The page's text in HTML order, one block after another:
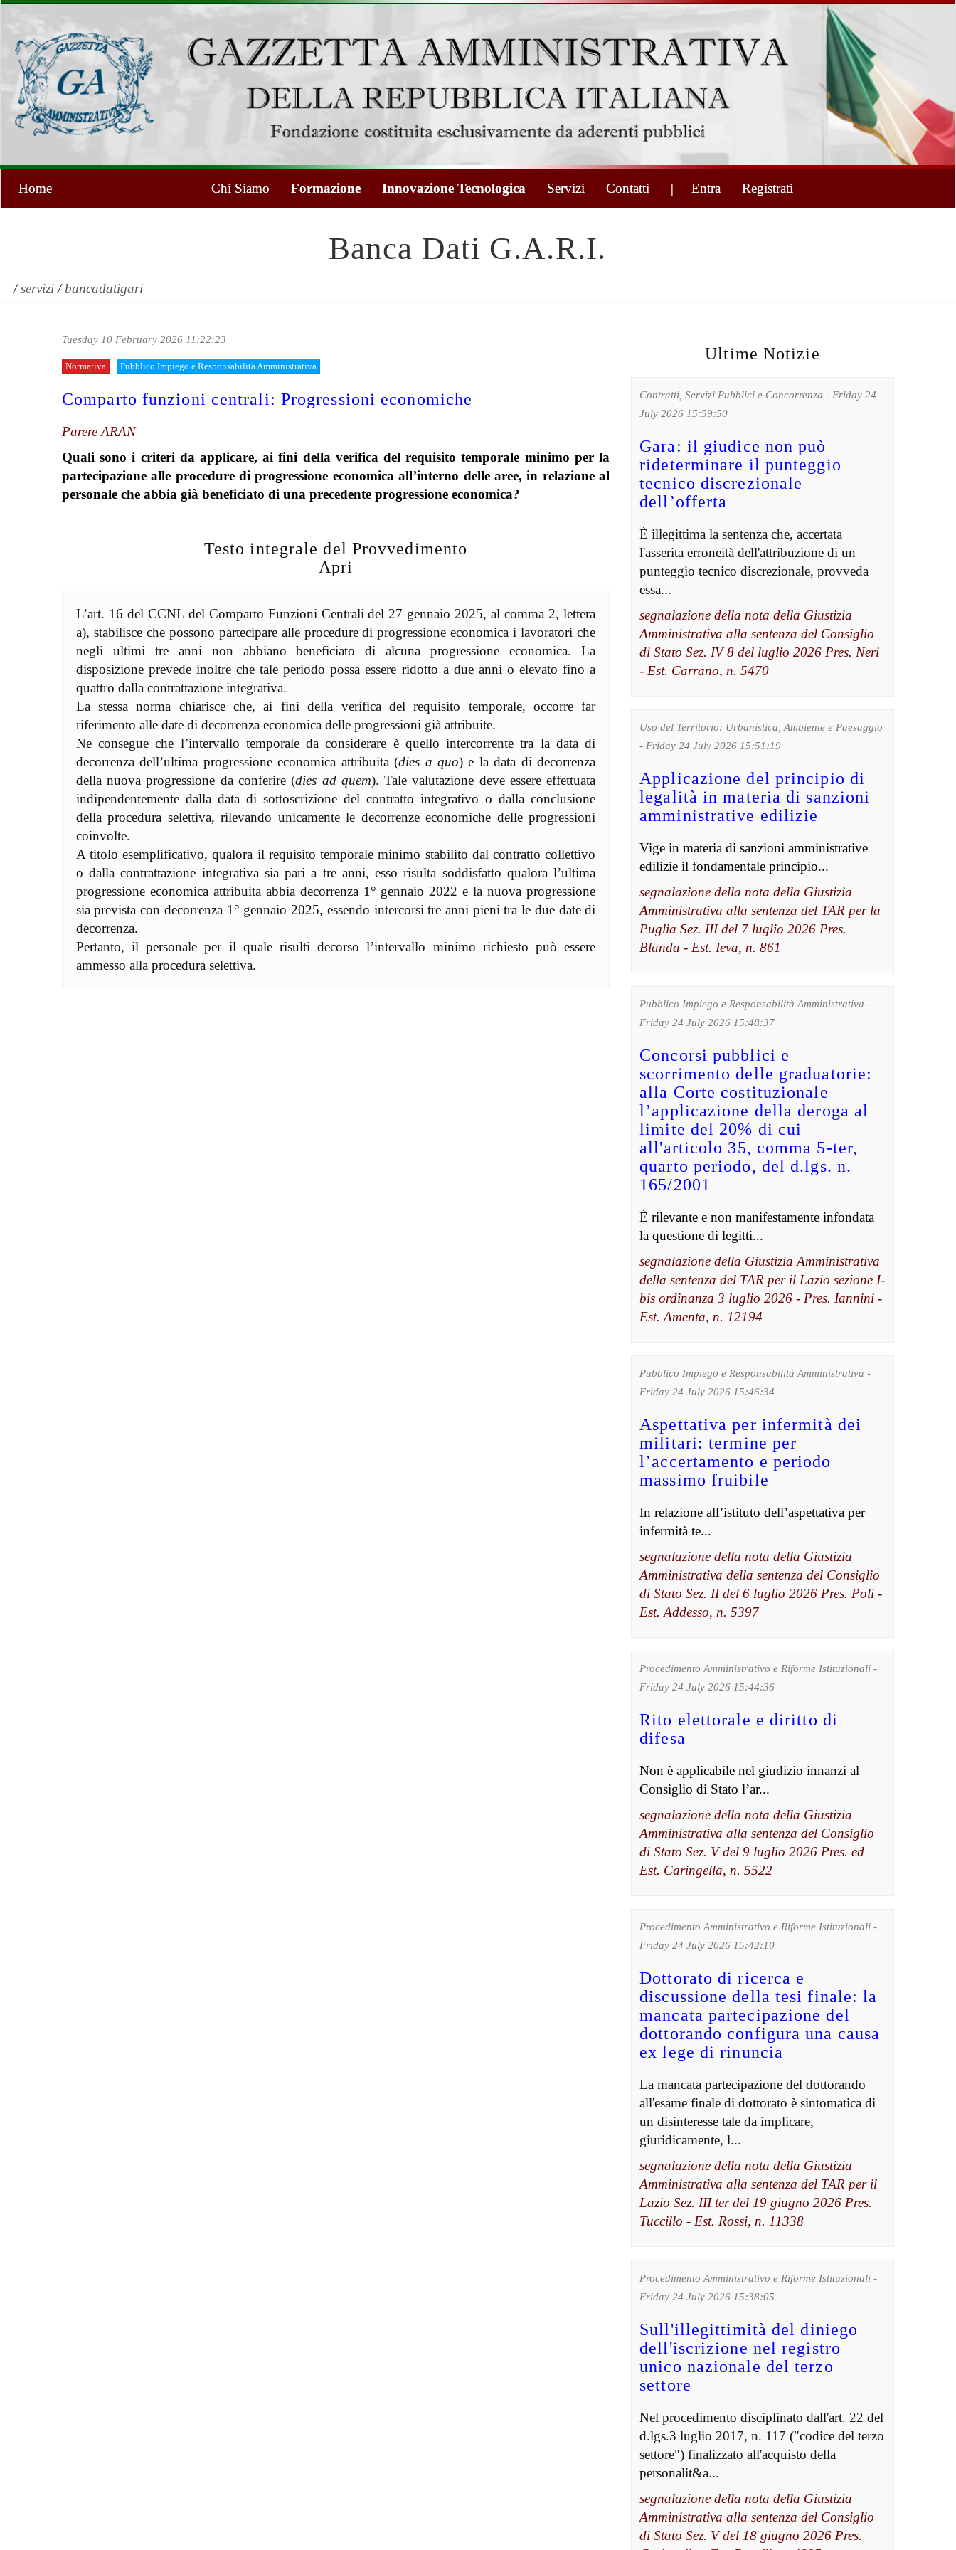
Home Chi Siamo Formazione Innovazione Tecnologica Servizi Contatti | Entra Registrati
Banca Dati G.A.R.I.
/servizi/bancadatigari
Tuesday 10 February 2026 11:22:23
Normativa Pubblico Impiego e Responsabilità Amministrativa
Comparto funzioni centrali: Progressioni economiche
Parere ARAN
Quali sono i criteri da applicare, ai fini della verifica del requisito temporale minimo per la
partecipazione alle procedure di progressione economica all’interno delle aree, in relazione al
personale che abbia già beneficiato di una precedente progressione economica?
Testo integrale del Provvedimento
Apri
L’art. 16 del CCNL del Comparto Funzioni Centrali del 27 gennaio 2025, al comma 2, lettera
a), stabilisce che possono partecipare alle procedure di progressione economica i lavoratori che
negli ultimi tre anni non abbiano beneficiato di alcuna progressione economica. La
disposizione prevede inoltre che tale periodo possa essere ridotto a due anni o elevato fino a
quattro dalla contrattazione integrativa.
La stessa norma chiarisce che, ai fini della verifica del requisito temporale, occorre far
riferimento alle date di decorrenza economica delle progressioni già attribuite.
Ne consegue che l’intervallo temporale da considerare è quello intercorrente tra la data di
decorrenza dell’ultima progressione economica attribuita (dies a quo) e la data di decorrenza
della nuova progressione da conferire (dies ad quem). Tale valutazione deve essere effettuata
indipendentemente dalla data di sottoscrizione del contratto integrativo o dalla conclusione
della procedura selettiva, rilevando unicamente le decorrenze economiche delle progressioni
coinvolte.
A titolo esemplificativo, qualora il requisito temporale minimo stabilito dal contratto collettivo
o dalla contrattazione integrativa sia pari a tre anni, esso risulta soddisfatto qualora l’ultima
progressione economica attribuita abbia decorrenza 1° gennaio 2022 e la nuova progressione
sia prevista con decorrenza 1° gennaio 2025, essendo intercorsi tre anni pieni tra le due date di
decorrenza.
Pertanto, il personale per il quale risulti decorso l’intervallo minimo richiesto può essere
ammesso alla procedura selettiva.
Ultime Notizie
Contratti, Servizi Pubblici e Concorrenza - Friday 24
July 2026 15:59:50
Gara: il giudice non può
rideterminare il punteggio
tecnico discrezionale
dell’offerta
È illegittima la sentenza che, accertata
l'asserita erroneità dell'attribuzione di un
punteggio tecnico discrezionale, provveda
essa...
segnalazione della nota della Giustizia
Amministrativa alla sentenza del Consiglio
di Stato Sez. IV 8 del luglio 2026 Pres. Neri
- Est. Carrano, n. 5470
Uso del Territorio: Urbanistica, Ambiente e Paesaggio
- Friday 24 July 2026 15:51:19
Applicazione del principio di
legalità in materia di sanzioni
amministrative edilizie
Vige in materia di sanzioni amministrative
edilizie il fondamentale principio...
segnalazione della nota della Giustizia
Amministrativa alla sentenza del TAR per la
Puglia Sez. III del 7 luglio 2026 Pres.
Blanda - Est. Ieva, n. 861
Pubblico Impiego e Responsabilità Amministrativa -
Friday 24 July 2026 15:48:37
Concorsi pubblici e
scorrimento delle graduatorie:
alla Corte costituzionale
l’applicazione della deroga al
limite del 20% di cui
all'articolo 35, comma 5-ter,
quarto periodo, del d.lgs. n.
165/2001
È rilevante e non manifestamente infondata
la questione di legitti...
segnalazione della Giustizia Amministrativa
della sentenza del TAR per il Lazio sezione I-
bis ordinanza 3 luglio 2026 - Pres. Iannini -
Est. Amenta, n. 12194
Pubblico Impiego e Responsabilità Amministrativa -
Friday 24 July 2026 15:46:34
Aspettativa per infermità dei
militari: termine per
l’accertamento e periodo
massimo fruibile
In relazione all’istituto dell’aspettativa per
infermità te...
segnalazione della nota della Giustizia
Amministrativa della sentenza del Consiglio
di Stato Sez. II del 6 luglio 2026 Pres. Poli -
Est. Addesso, n. 5397
Procedimento Amministrativo e Riforme Istituzionali -
Friday 24 July 2026 15:44:36
Rito elettorale e diritto di
difesa
Non è applicabile nel giudizio innanzi al
Consiglio di Stato l’ar...
segnalazione della nota della Giustizia
Amministrativa alla sentenza del Consiglio
di Stato Sez. V del 9 luglio 2026 Pres. ed
Est. Caringella, n. 5522
Procedimento Amministrativo e Riforme Istituzionali -
Friday 24 July 2026 15:42:10
Dottorato di ricerca e
discussione della tesi finale: la
mancata partecipazione del
dottorando configura una causa
ex lege di rinuncia
La mancata partecipazione del dottorando
all'esame finale di dottorato è sintomatica di
un disinteresse tale da implicare,
giuridicamente, l...
segnalazione della nota della Giustizia
Amministrativa alla sentenza del TAR per il
Lazio Sez. III ter del 19 giugno 2026 Pres.
Tuccillo - Est. Rossi, n. 11338
Procedimento Amministrativo e Riforme Istituzionali -
Friday 24 July 2026 15:38:05
Sull'illegittimità del diniego
dell'iscrizione nel registro
unico nazionale del terzo
settore
Nel procedimento disciplinato dall'art. 22 del
d.lgs.3 luglio 2017, n. 117 ("codice del terzo
settore") finalizzato all'acquisto della
personalit&a...
segnalazione della nota della Giustizia
Amministrativa alla sentenza del Consiglio
di Stato Sez. V del 18 giugno 2026 Pres.